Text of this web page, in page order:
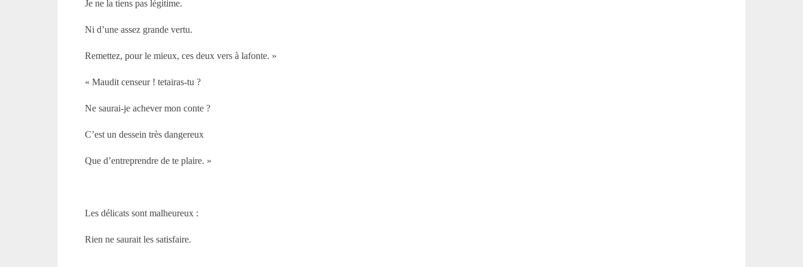
Je ne la tiens pas légitime.
Ni d’une assez grande vertu.
Remettez, pour le mieux, ces deux vers à lafonte. »
« Maudit censeur ! tetairas-tu ?
Ne saurai-je achever mon conte ?
C’est un dessein très dangereux
Que d’entreprendre de te plaire. »
Les délicats sont malheureux :
Rien ne saurait les satisfaire.